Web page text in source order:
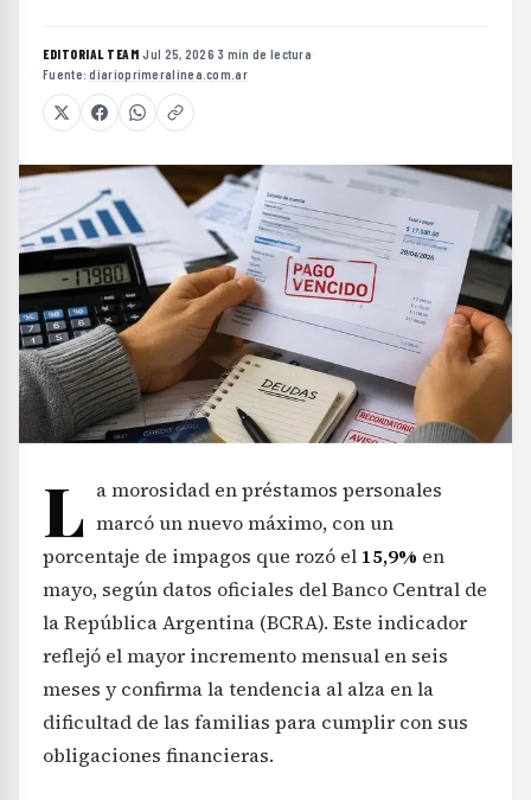
EDITORIAL TEAM·Jul 25, 2026·3 min de lectura·
Fuente:diarioprimeralinea.com.ar
L a morosidad en préstamos personales
marcó un nuevo máximo, con un
porcentaje de impagos que rozó el 15,9% en
mayo, según datos oficiales del Banco Central de
la República Argentina (BCRA). Este indicador
reflejó el mayor incremento mensual en seis
meses y confirma la tendencia al alza en la
dificultad de las familias para cumplir con sus
obligaciones financieras.